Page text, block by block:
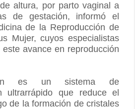
altura, por parto vaginal a
de gestación, informó el
de la Reproducción de
Mujer, cuyos especialistas
este avance en reproducción
es un sistema de
ultrarrápido que reduce el
de la formación de cristales